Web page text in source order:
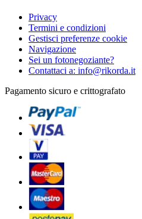
Privacy
Termini e condizioni
Gestisci preferenze cookie
Navigazione
Sei un fotonegoziante?
Contattaci a: info@rikorda.it
Pagamento sicuro e crittografato